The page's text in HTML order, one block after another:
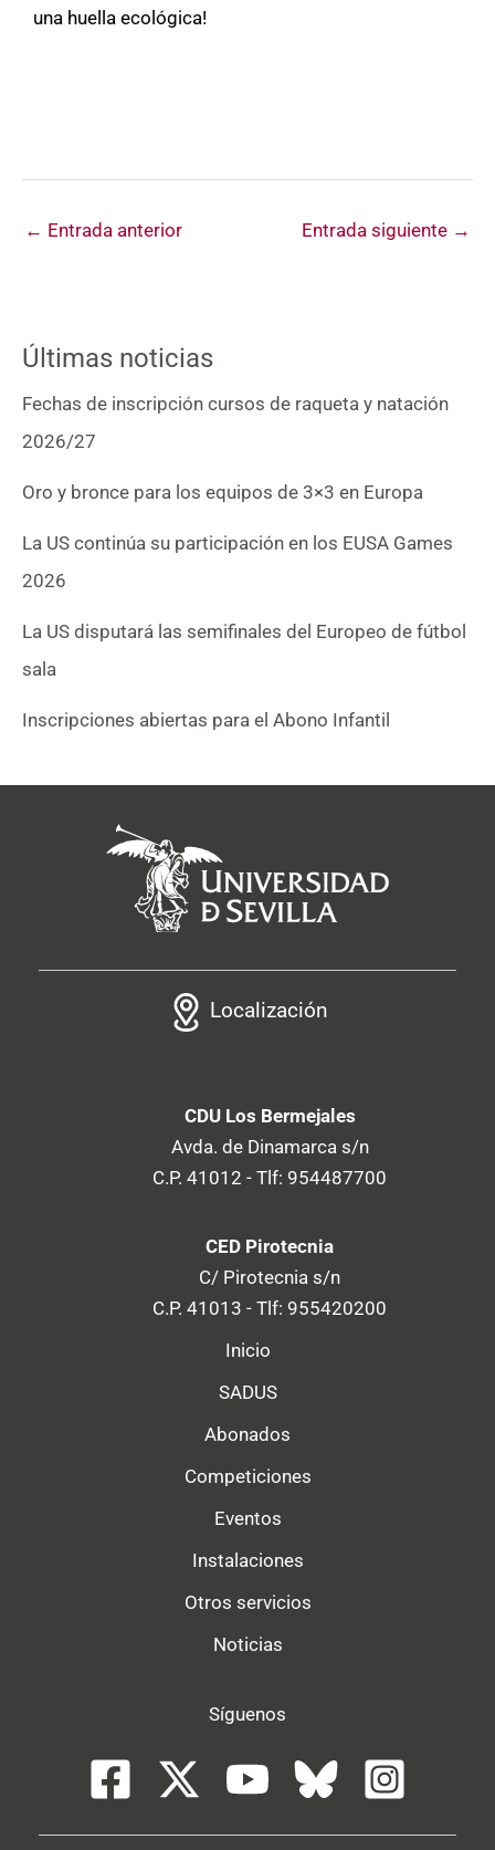
una huella ecológica!
← Entrada anterior Entrada siguiente →
Últimas noticias
Fechas de inscripción cursos de raqueta y natación
2026/27
Oro y bronce para los equipos de 3×3 en Europa
La US continúa su participación en los EUSA Games
2026
La US disputará las semifinales del Europeo de fútbol
sala
Inscripciones abiertas para el Abono Infantil
Localización
CDU Los Bermejales
Avda. de Dinamarca s/n
C.P. 41012 - Tlf: 954487700
CED Pirotecnia
C/ Pirotecnia s/n
C.P. 41013 - Tlf: 955420200
Inicio
SADUS
Abonados
Competiciones
Eventos
Instalaciones
Otros servicios
Noticias
Síguenos